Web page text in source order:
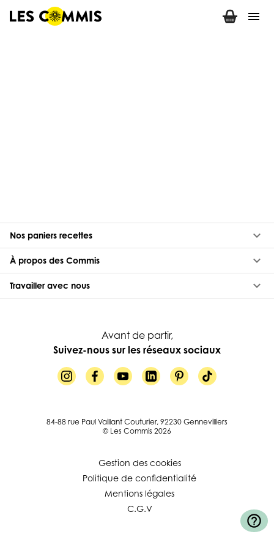
menu
Nos paniers recettes keyboard_arrow_down
À propos des Commis keyboard_arrow_down
Travailler avec nous keyboard_arrow_down
Avant de partir,
Suivez-nous sur les réseaux sociaux
84-88 rue Paul Vaillant Couturier, 92230 Gennevilliers
© Les Commis 2026
Gestion des cookies
Politique de confidentialité
Mentions légales
C.G.V
help_outline